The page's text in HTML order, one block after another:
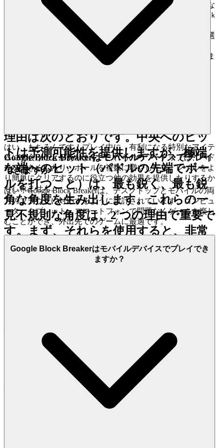
ほとんどのプレイヤーは、
常にパドル
の中央にボールを当て続けること
コントロールを維持し、ブロックをク
リアする最良の方法だと考えていま
理由は次のとおりです。中央へのヒッ
トは予測可能性を提供しますが、極端
な端へのヒット（パドルの先端でボー
ルを打つこと）は、最も鋭く、最も鋭
角な角度を生み出します。これらの一
見不規則な角度は、2 つの理由で重要で
す。まず、それらを使用すると、非常
に狭い隙間にボールを正確に誘導し、
そうでなければ到達できない隠れた連
し、ポイントを稼ぎ、パドルの直接的
な介入を最小限に抑えながら画面をク
リアする「デストラップ」シナリオを
作成します。リスクはありますが、そ
の見返りは莫大です。
私たちのキュレーションの約束です：ノイズを減らし、あな
たにふさわしい品質を増やします。私たちは、
Google Block
のようなタイトルを、その魅力的なメカニズム、ス
ムーズなパフォーマンス、そして永続的な魅力のために厳選
し、私たちのプラットフォームで出会うすべてのゲームが、
私たちの揺るぎない卓越性の基準の証となることを保証しま
はい、もちろんです！プレイ中に、有利になる特別なアイテ
ムに出会うことがあります。これらのパワーアップは、パド
ルを大きくしたり、ボールを複数に増やしたり、レベルをよ
り簡単にクリアするのに役立つ他の効果を提供したりするか
もしれません。
Google Block Breakerはモバイルデバイスでプレイ
できますか？
はい！Google Block Breakerは、デスクトップとモバイルの両
方のブラウザに対応するように設計されています。コンピュ
ータ、タブレット、スマートフォンで問題なくゲームを楽し
むことができ、外出先でのゲームに最適です。
Google Block Breakerはモバイルデバイスでプレイでき
ますか？